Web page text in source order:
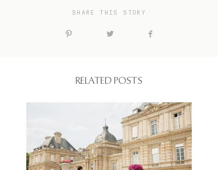
SHARE THIS STORY
RELATED POSTS